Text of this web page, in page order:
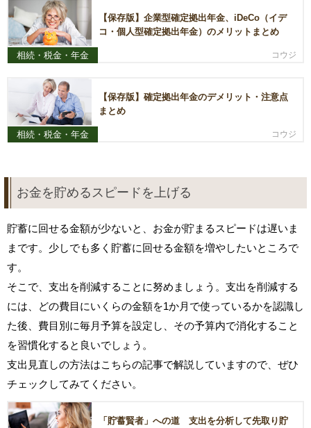
【保存版】企業型確定拠出年金、iDeCo（イデ
コ・個人型確定拠出年金）のメリットまとめ
相続・税金・年金 コウジ
【保存版】確定拠出年金のデメリット・注意点
まとめ
相続・税金・年金 コウジ
お金を貯めるスピードを上げる
貯蓄に回せる金額が少ないと、お金が貯まるスピードは遅いま
まです。少しでも多く貯蓄に回せる金額を増やしたいところで
す。
そこで、支出を削減することに努めましょう。支出を削減する
には、どの費目にいくらの金額を1か月で使っているかを認識し
た後、費目別に毎月予算を設定し、その予算内で消化すること
を習慣化すると良いでしょう。
支出見直しの方法はこちらの記事で解説していますので、ぜひ
チェックしてみてください。
「貯蓄賢者」への道 支出を分析して先取り貯